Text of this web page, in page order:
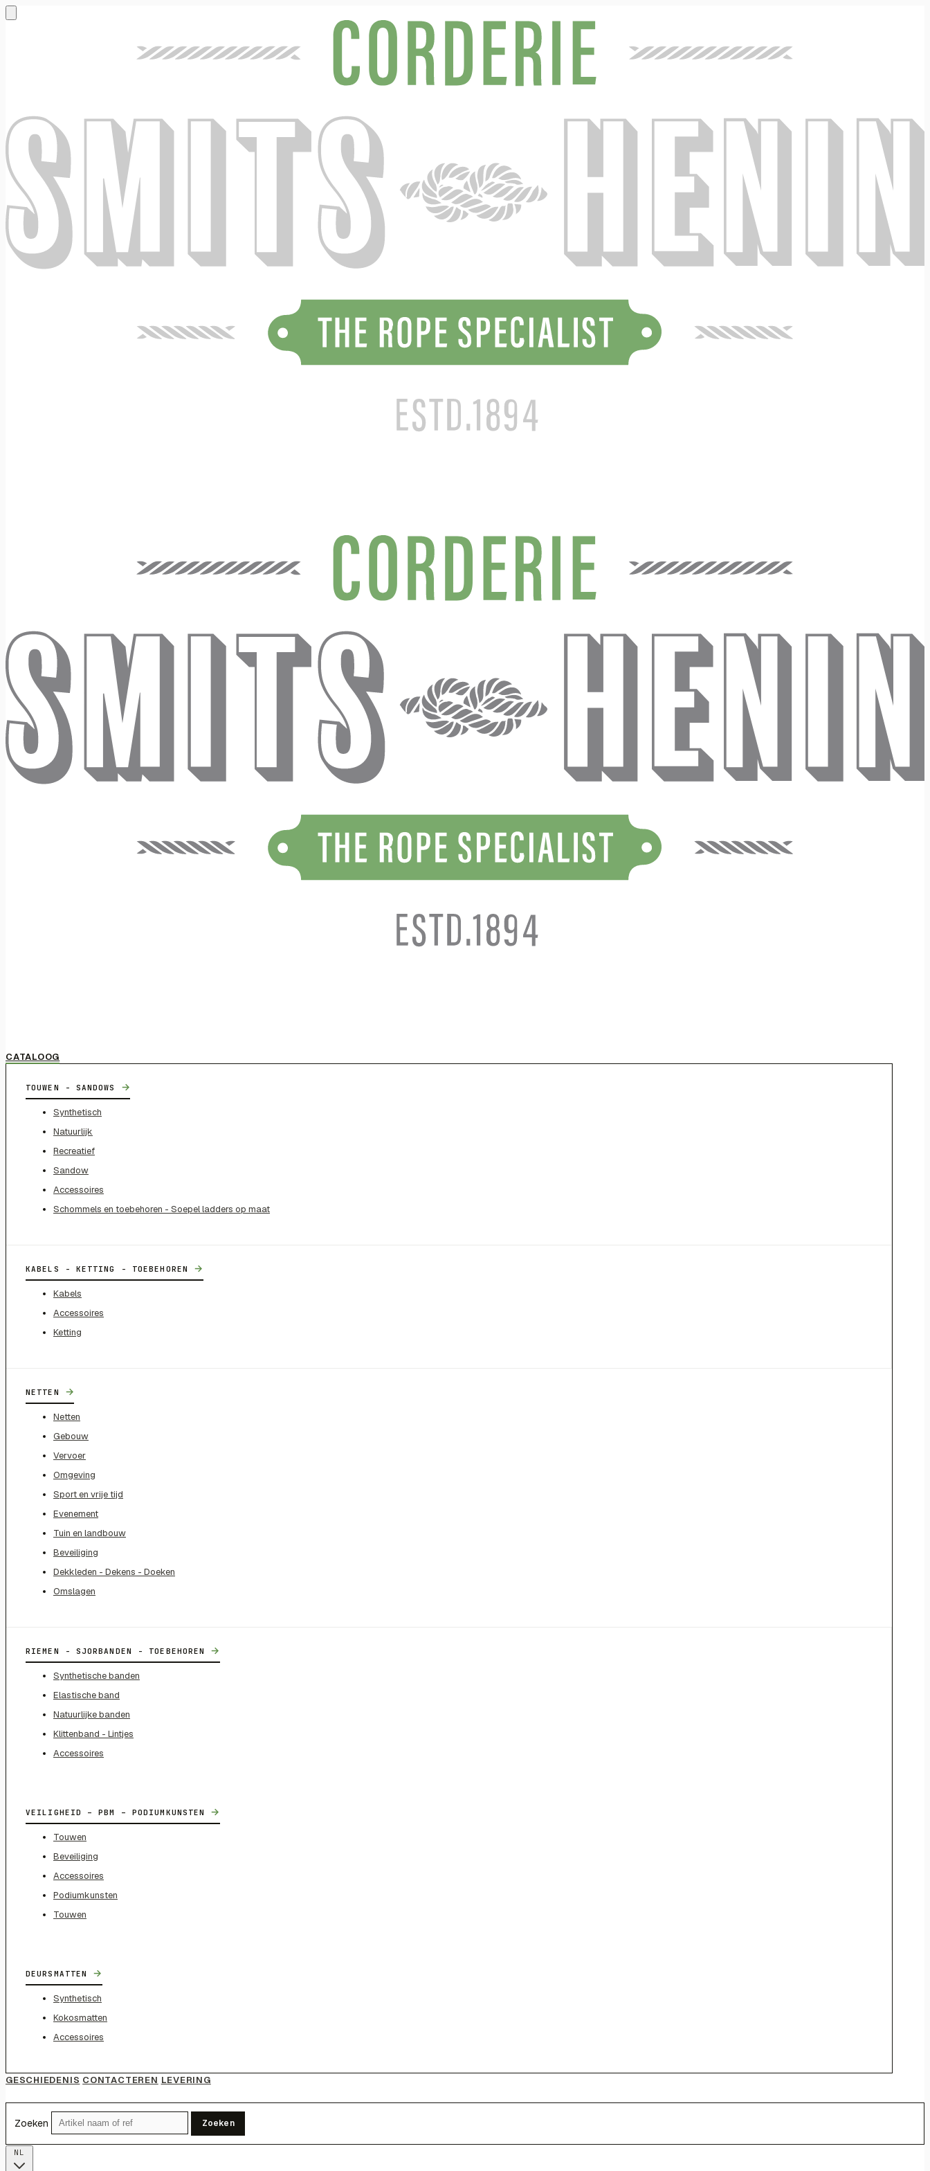
CATALOOG
TOUWEN - SANDOWS →
Synthetisch
Natuurlijk
Recreatief
Sandow
Accessoires
Schommels en toebehoren - Soepel ladders op maat
KABELS - KETTING - TOEBEHOREN →
Kabels
Accessoires
Ketting
NETTEN →
Netten
Gebouw
Vervoer
Omgeving
Sport en vrije tijd
Evenement
Tuin en landbouw
Beveiliging
Dekkleden - Dekens - Doeken
Omslagen
RIEMEN - SJORBANDEN - TOEBEHOREN →
Synthetische banden
Elastische band
Natuurlijke banden
Klittenband - Lintjes
Accessoires
VEILIGHEID – PBM – PODIUMKUNSTEN →
Touwen
Beveiliging
Accessoires
Podiumkunsten
Touwen
DEURSMATTEN →
Synthetisch
Kokosmatten
Accessoires
GESCHIEDENIS CONTACTEREN LEVERING
Zoeken Zoeken